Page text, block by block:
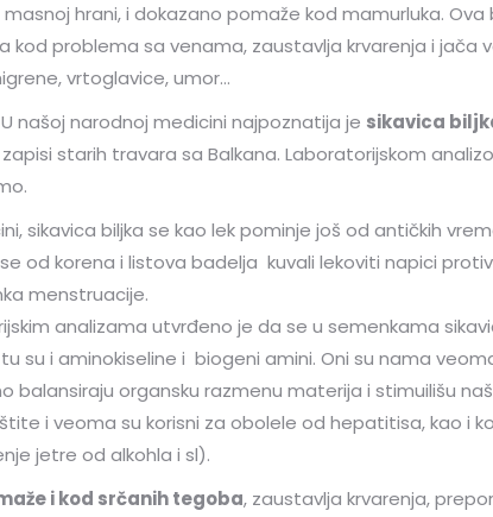
hrani, i dokazano pomaže kod mamurluka.
kod problema sa venama, zaustavlja krvarenja i jača
vrtoglavice, umor…
našoj narodnoj medicini najpoznatija je sikavica
starih travara sa Balkana. Laboratorijskom
sikavica biljka se kao lek pominje još od antičkih
se od korena i listova badelja kuvali lekoviti napici
menstruacije.
analizama utvrđeno je da se u semenkama
su i aminokiseline i biogeni amini. Oni su nama
balansiraju organsku razmenu materija i stimuilišu
i veoma su korisni za obolele od hepatitisa, kao i
jetre od alkohla i sl).
i kod srčanih tegoba, zaustavlja krvarenja,